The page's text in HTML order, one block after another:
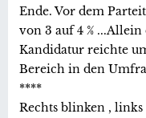
Ende. Vor dem
von 3 auf 4 %
Kandidatur reichte
Bereich in den
****
Rechts blinken ,